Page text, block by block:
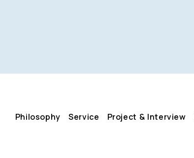
Philosophy Service Project & Interview